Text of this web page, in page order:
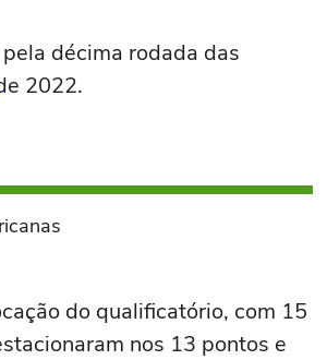
décima rodada das
2022.
do qualificatório, com 15
nos 13 pontos e